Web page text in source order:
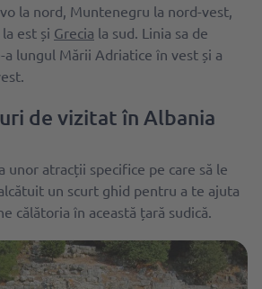
la nord, Muntenegru la nord-vest,
est și Grecia la sud. Linia sa de
a lungul Mării Adriatice în vest și a
de vizitat în Albania
unor atracții specifice pe care să le
un scurt ghid pentru a te ajuta
călătoria în această țară sudică.